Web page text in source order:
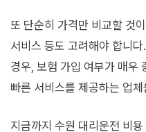
또 단순히 가격만 비교할 것
서비스 등도 고려해야 합니
경우, 보험 가입 여부가 매우
빠른 서비스를 제공하는 업
지금까지 수원 대리운전 비